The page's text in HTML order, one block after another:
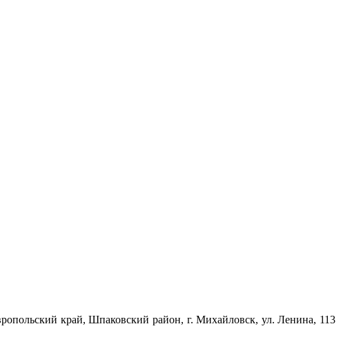
край, Шпаковский район, г. Михайловск, ул. Ленина, 113